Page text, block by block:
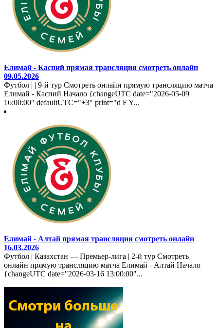
Елимай - Каспий прямая трансляция смотреть онлайн
09.05.2026
Футбол | | 9-й тур Смотреть онлайн прямую трансляцию матча
Елимай - Каспий Начало {changeUTC date="2026-05-09
16:00:00" defaultUTC="+3" print="d F Y...
Елимай - Алтай прямая трансляция смотреть онлайн
16.03.2026
Футбол | Казахстан — Премьер-лига | 2-й тур Смотреть
онлайн прямую трансляцию матча Елимай - Алтай Начало
{changeUTC date="2026-03-16 13:00:00"...